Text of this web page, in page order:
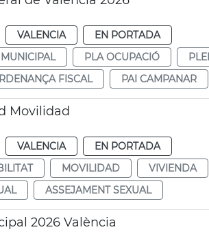
VALENCIA
EN PORTADA
PLA OCUPACIÓ
FISCAL PAI CAMPANAR
Movilidad
VALENCIA
EN PORTADA
MOVILIDAD VIVIENDA
ASSEJAMENT SEXUAL
2026 València